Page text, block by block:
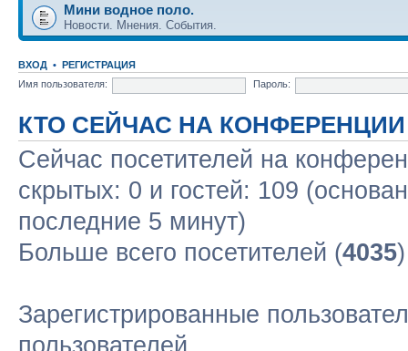
Мини водное поло.
Новости. Мнения. События.
ВХОД • РЕГИСТРАЦИЯ
Имя пользователя:
Пароль:
КТО СЕЙЧАС НА КОНФЕРЕНЦИИ
Сейчас посетителей на
скрытых: 0 и гостей: 109
последние 5 минут)
Больше всего посетителей (4035
Зарегистрированные
пользователей